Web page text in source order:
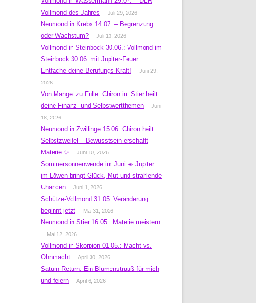
Vollmond des Jahres
Juli 29, 2026
Neumond in Krebs 14.07. – Begrenzung
oder Wachstum?
Juli 13, 2026
Vollmond in Steinbock 30.06.: Vollmond im
Steinbock 30.06. mit Jupiter-Feuer:
Entfache deine Berufungs-Kraft!
Juni 29,
2026
Von Mangel zu Fülle: Chiron im Stier heilt
deine Finanz- und Selbstwertthemen
Juni
18, 2026
Neumond in Zwillinge 15.06: Chiron heilt
Selbstzweifel – Bewusstsein erschafft
Materie ✨
Juni 10, 2026
Sommersonnenwende im Juni ☀️ Jupiter
im Löwen bringt Glück, Mut und strahlende
Chancen
Juni 1, 2026
Schütze-Vollmond 31.05: Veränderung
beginnt jetzt
Mai 31, 2026
Neumond in Stier 16.05.: Materie meistern
Mai 12, 2026
Vollmond in Skorpion 01.05.: Macht vs.
Ohnmacht
April 30, 2026
Saturn-Return: Ein Blumenstrauß für mich
und feiern
April 6, 2026